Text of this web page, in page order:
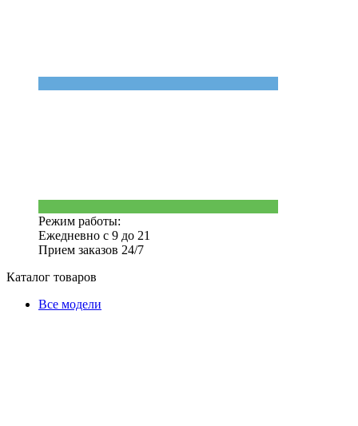
Режим работы:
Ежедневно с 9 до 21
Прием заказов 24/7
Каталог товаров
Все модели